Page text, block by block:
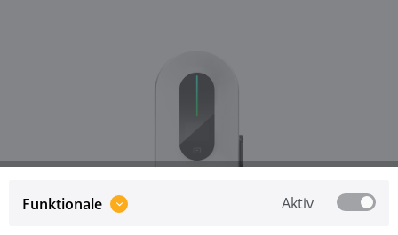
Funktionale Aktiv